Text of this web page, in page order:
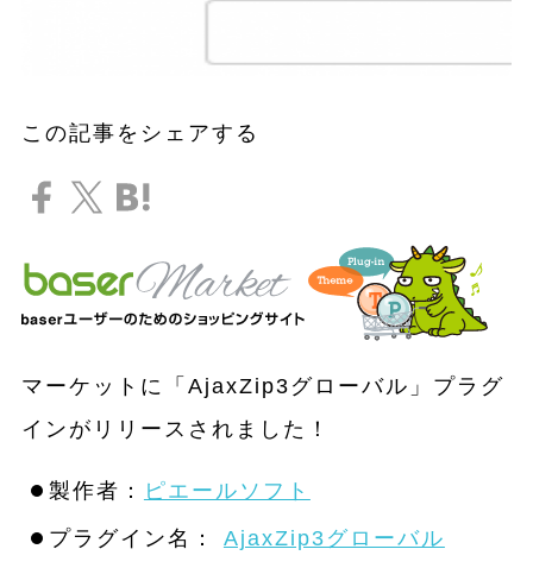
この記事をシェアする
マーケットに
「AjaxZip3グローバル」プラグ
インがリリースされました！
製作者：
ピエールソフト
プラグイン名： AjaxZip3グローバル